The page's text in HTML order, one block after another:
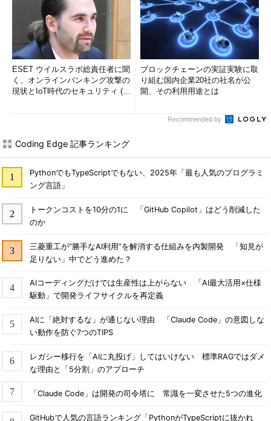
ESET ウイルスラボ総責任者に聞
く、オンラインバンキング攻撃の
現状とIoT時代のセキュリティ (1/
ブロックチェーンの実証実験に取
り組む国内企業20社の社名が公
開、その利用用途とは
Recommended by
Coding Edge 記事ランキング
PythonでもTypeScriptでもない、2025年「最も人気のプログラミ
ング言語」
トークンコストを10分の1に 「GitHub Copilot」はどう削減した
のか
三菱重工が“勝手なAI利用”を解消する仕組みを内製開発 「知見が
足りない」中でどう進めた？
AIコーディングだけでは生産性は上がらない 「AI最大活用×仕様
駆動」で開発ライフサイクルを再定義
AIに「絶対するな」が通じない理由 「Claude Code」の意図しな
い動作を防ぐ7つのTIPS
レガシー移行を「AIに丸投げ」してはいけない 標準RAGではダメ
な理由と「5分割」のアプローチ
「Claude Code」は開発の司令塔に 常識を一変させた5つの進化
GitHubで人気の言語ランキング「PythonがTypeScriptに抜かれ